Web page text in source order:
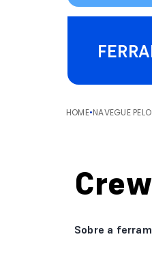
HOME•NAVEGUE
Sobre a